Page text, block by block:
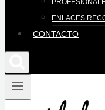
ENLACES
CONTACTO